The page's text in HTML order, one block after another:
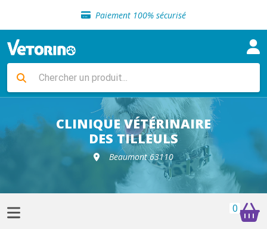
Paiement 100% sécurisé
Livraison gratuite en clinique vétérinaire
Sélection de croquettes vétérinaire
Livraison gratuite en clinique vétérinaire
Retour gratuit en clinique
Sélection de croquettes vétérinaire
CLINIQUE VÉTÉRINAIRE
DES TILLEULS
Beaumont 63110
0